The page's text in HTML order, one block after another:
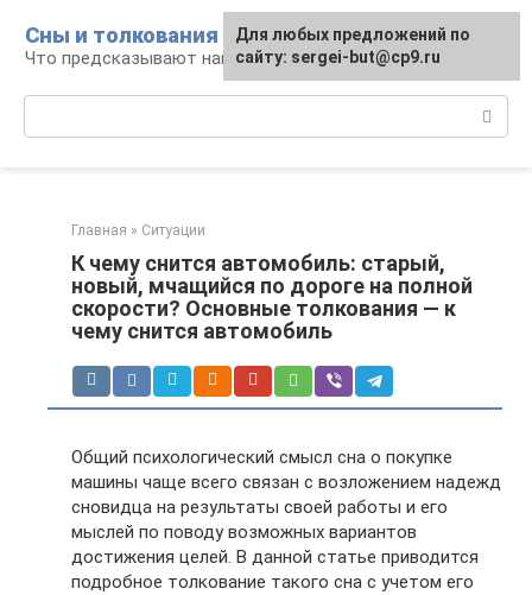
контенту
Сны и толкования
Что предсказывают нам наши сны
Главная » Ситуации
К чему снится автомобиль: старый,
новый, мчащийся по дороге на полной
скорости? Основные толкования — к
чему снится автомобиль
Общий психологический смысл сна о покупке
машины чаще всего связан с возложением надежд
сновидца на результаты своей работы и его
мыслей по поводу возможных вариантов
достижения целей. В данной статье приводится
подробное толкование такого сна с учетом его
Для любых предложений по
сайту: sergei-but@cp9.ru